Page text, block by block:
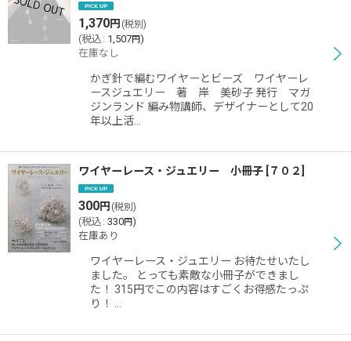
1,370円 (税別)
(税込 : 1,507円)
在庫なし
かぎ針で編むワイヤーとビーズ ワイヤーレ
ースジュエリー 著 岸 美砂子 発行 マガ
ジンランド 編み物講師、デザイナーとして20
年以上活…
ワイヤーレース・ジュエリー 小冊子 ７０２
300円 (税別)
(税込 : 330円)
在庫あり
ワイヤーレース・ジュエリー お待たせいたし
ました。 とっても素敵な小冊子ができまし
た！ 315円でこの内容はすごくお得感たっぷ
り！ …